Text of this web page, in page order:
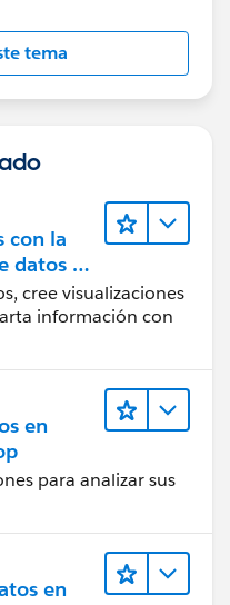
tema
con la
datos en
cree visualizaciones
información con
en
para analizar sus
en